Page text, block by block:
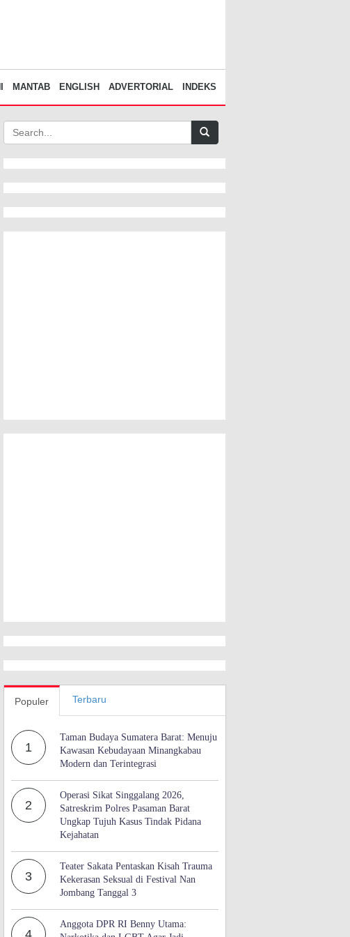
MANTAB ENGLISH ADVERTORIAL INDEKS
Populer Terbaru
1
Taman Budaya Sumatera Barat: Menuju
Kawasan Kebudayaan Minangkabau
Modern dan Terintegrasi
2
Operasi Sikat Singgalang 2026,
Satreskrim Polres Pasaman Barat
Ungkap Tujuh Kasus Tindak Pidana
Kejahatan
3
Teater Sakata Pentaskan Kisah Trauma
Kekerasan Seksual di Festival Nan
Jombang Tanggal 3
Anggota DPR RI Benny Utama: